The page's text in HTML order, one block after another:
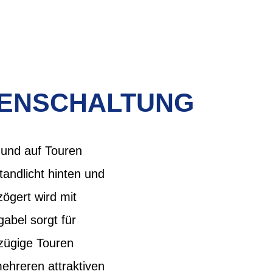
auf Touren
hinten und
wird mit
sorgt für
Touren
attraktiven